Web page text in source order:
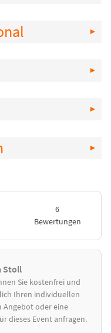
6
Bewertungen
Stoll
Sie kostenfrei und
Ihren individuellen
Angebot oder eine
dieses Event anfragen.